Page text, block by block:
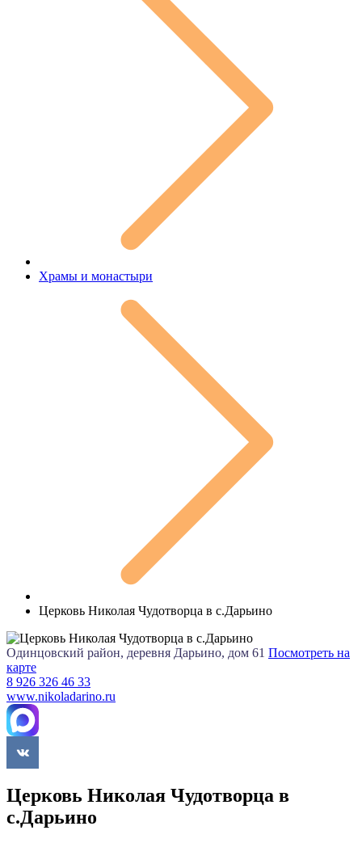
Храмы и монастыри
Церковь Николая Чудотворца в с.Дарьино
Одинцовский район, деревня Дарьино, дом 61 Посмотреть на
карте
8 926 326 46 33
www.nikoladarino.ru
Церковь Николая Чудотворца в
с.Дарьино